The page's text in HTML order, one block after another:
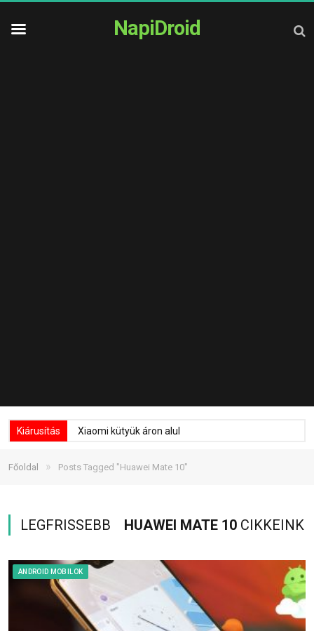
NapiDroid
Kiárusítás Xiaomi kütyük áron alul
Főoldal » Posts Tagged "Huawei Mate 10"
LEGFRISSEBB HUAWEI MATE 10 CIKKEINK
ANDROID MOBILOK